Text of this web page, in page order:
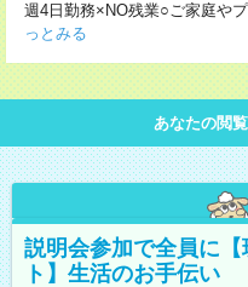
週4日勤務×NO残業○ご家庭や
っとみる
あなたの閲
説明会参加で全員に
ト】生活のお手伝い